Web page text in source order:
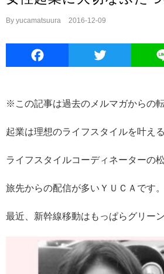
By yucamatsuura 2016-12-09
Facebook Twitter
※この記事は過去のメルマガからの転
起業は理想のライフスタイルを叶え
ライフスタイルコーディネーターの
旅先からの配信が多いＹＵＣＡです
最近、新幹線移動はもっぱらグリーン